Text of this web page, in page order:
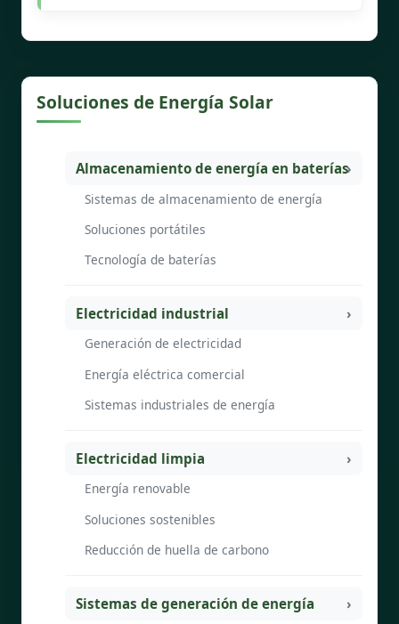
Soluciones de Energía Solar
Almacenamiento de energía en baterías
Sistemas de almacenamiento de energía
Soluciones portátiles
Tecnología de baterías
Electricidad industrial
Generación de electricidad
Energía eléctrica comercial
Sistemas industriales de energía
Electricidad limpia
Energía renovable
Soluciones sostenibles
Reducción de huella de carbono
Sistemas de generación de energía